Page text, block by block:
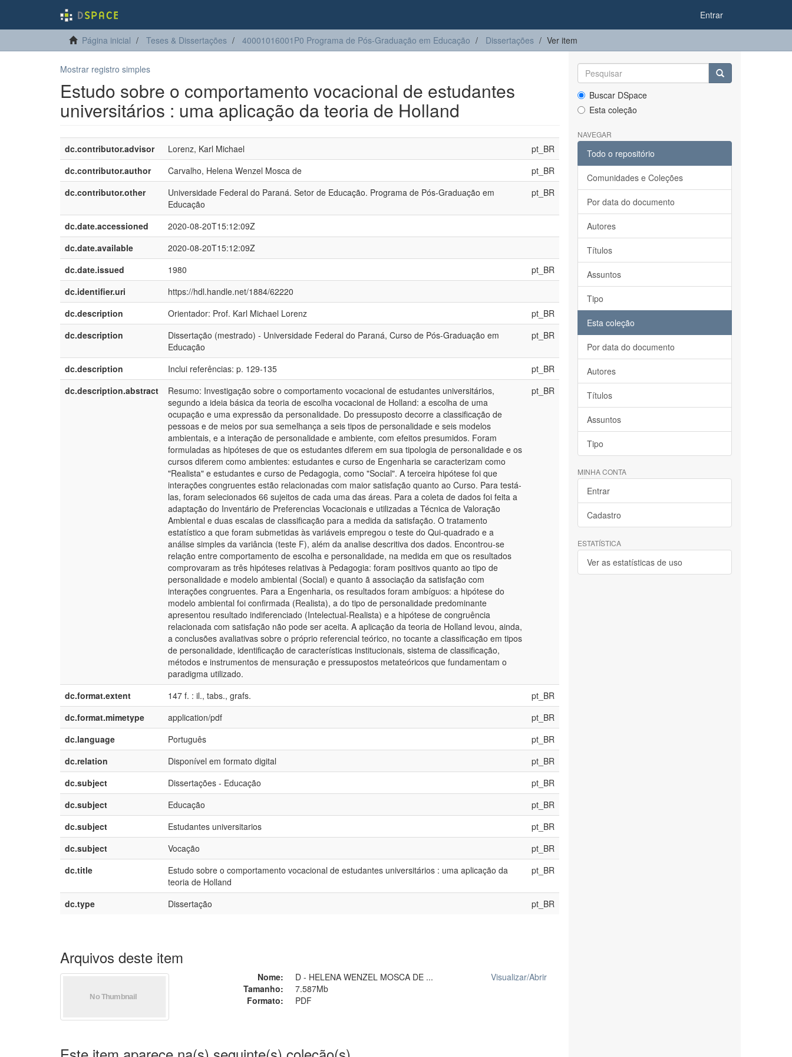
Entrar
Página inicial Teses & Dissertações 40001016001P0 Programa de Pós-Graduação em Educação Dissertações Ver item
Mostrar registro simples
Estudo sobre o comportamento vocacional de estudantes
universitários : uma aplicação da teoria de Holland
dc.contributor.advisor Lorenz, Karl Michael
pt_BR
dc.contributor.author
Carvalho, Helena Wenzel Mosca de
pt_BR
dc.contributor.other
Universidade Federal do Paraná. Setor de Educação. Programa de Pós-Graduação em
Educação
pt_BR
dc.date.accessioned
2020-08-20T15:12:09Z
dc.date.available
2020-08-20T15:12:09Z
dc.date.issued
1980
pt_BR
dc.identifier.uri
https://hdl.handle.net/1884/62220
dc.description
Orientador: Prof. Karl Michael Lorenz
pt_BR
dc.description
Dissertação (mestrado) - Universidade Federal do Paraná, Curso de Pós-Graduação em
Educação
pt_BR
dc.description Inclui referências: p. 129-135
pt_BR
dc.description.abstract
Resumo: Investigação sobre o comportamento vocacional de estudantes universitários,
segundo a ideia básica da teoria de escolha vocacional de Holland: a escolha de uma
ocupação e uma expressão da personalidade. Do pressuposto decorre a classificação de
pessoas e de meios por sua semelhança a seis tipos de personalidade e seis modelos
ambientais, e a interação de personalidade e ambiente, com efeitos presumidos. Foram
formuladas as hipóteses de que os estudantes diferem em sua tipologia de personalidade e os
cursos diferem como ambientes: estudantes e curso de Engenharia se caracterizam como
"Realista" e estudantes e curso de Pedagogia, como "Social". A terceira hipótese foi que
interações congruentes estão relacionadas com maior satisfação quanto ao Curso. Para testá-
las, foram selecionados 66 sujeitos de cada uma das áreas. Para a coleta de dados foi feita a
adaptação do Inventário de Preferencias Vocacionais e utilizadas a Técnica de Valoração
Ambiental e duas escalas de classificação para a medida da satisfação. O tratamento
estatístico a que foram submetidas às variáveis empregou o teste do Qui-quadrado e a
análise simples da variância (teste F), além da analise descritiva dos dados. Encontrou-se
relação entre comportamento de escolha e personalidade, na medida em que os resultados
comprovaram as três hipóteses relativas à Pedagogia: foram positivos quanto ao tipo de
personalidade e modelo ambiental (Social) e quanto ã associação da satisfação com
interações congruentes. Para a Engenharia, os resultados foram ambíguos: a hipótese do
modelo ambiental foi confirmada (Realista), a do tipo de personalidade predominante
apresentou resultado indiferenciado (Intelectual-Realista) e a hipótese de congruência
relacionada com satisfação não pode ser aceita. A aplicação da teoria de Holland levou, ainda,
a conclusões avaliativas sobre o próprio referencial teórico, no tocante a classificação em tipos
de personalidade, identificação de características institucionais, sistema de classificação,
métodos e instrumentos de mensuração e pressupostos metateóricos que fundamentam o
paradigma utilizado.
pt_BR
dc.format.extent 147 f. : il., tabs., grafs.
pt_BR
dc.format.mimetype
application/pdf
pt_BR
dc.language
Português
pt_BR
dc.relation
Disponível em formato digital
pt_BR
dc.subject
Dissertações - Educação
pt_BR
dc.subject
Educação
pt_BR
dc.subject
Estudantes universitarios
pt_BR
dc.subject
Vocação
pt_BR
dc.title
Estudo sobre o comportamento vocacional de estudantes universitários : uma aplicação da
teoria de Holland
pt_BR
dc.type Dissertação pt_BR
Arquivos deste item
Nome:
D - HELENA WENZEL MOSCA DE ...
Tamanho:
7.587Mb
Formato:
PDF
Visualizar/Abrir
Buscar DSpace
Esta coleção
NAVEGAR
Todo o repositório
Comunidades e Coleções
Por data do documento
Autores
Títulos
Assuntos
Tipo
Esta coleção
Por data do documento
Autores
Títulos
Assuntos
Tipo
MINHA CONTA
Entrar
Cadastro
ESTATÍSTICA
Ver as estatísticas de uso